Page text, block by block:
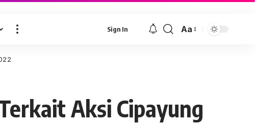
Sign In
Font
Aa
Aksi Cipayung